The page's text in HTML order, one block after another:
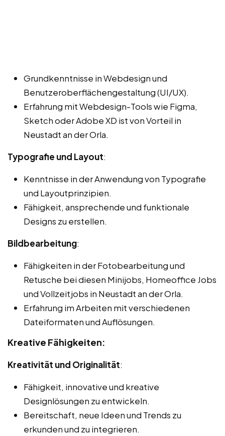
Grundkenntnisse in Webdesign und
Benutzeroberflächengestaltung (UI/UX).
Erfahrung mit Webdesign-Tools wie Figma,
Sketch oder Adobe XD ist von Vorteil in
Neustadt an der Orla.
Typografie und Layout:
Kenntnisse in der Anwendung von Typografie
und Layoutprinzipien.
Fähigkeit, ansprechende und funktionale
Designs zu erstellen.
Bildbearbeitung:
Fähigkeiten in der Fotobearbeitung und
Retusche bei diesen Minijobs, Homeoffice Jobs
und Vollzeitjobs in Neustadt an der Orla.
Erfahrung im Arbeiten mit verschiedenen
Dateiformaten und Auflösungen.
Kreative Fähigkeiten:
Kreativität und Originalität:
Fähigkeit, innovative und kreative
Designlösungen zu entwickeln.
Bereitschaft, neue Ideen und Trends zu
erkunden und zu integrieren.